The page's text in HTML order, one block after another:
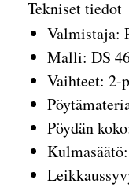
Tekniset tiedot
Valmistaja:
Malli: DS
Vaihteet: 2-
Pöydän